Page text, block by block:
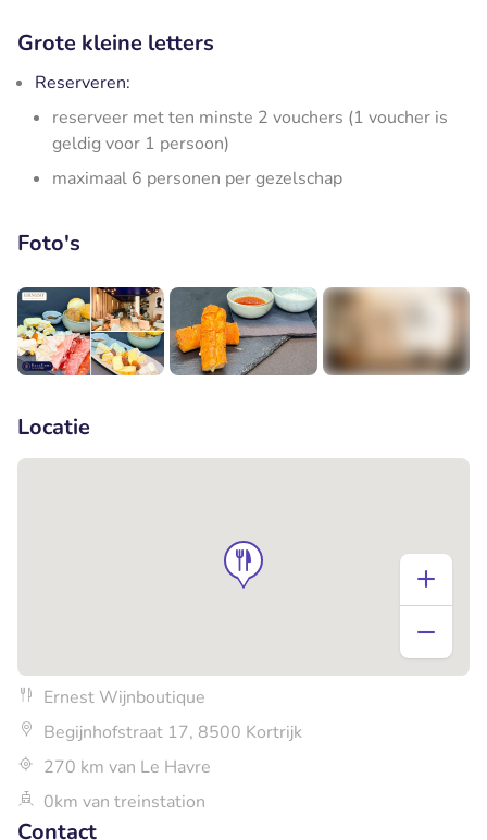
Grote kleine letters
Reserveren:
reserveer met ten minste 2 vouchers (1 voucher is
geldig voor 1 persoon)
maximaal 6 personen per gezelschap
Foto's
Locatie
Ernest Wijnboutique
Begijnhofstraat 17, 8500 Kortrijk
270 km van Le Havre
0km van treinstation
Contact